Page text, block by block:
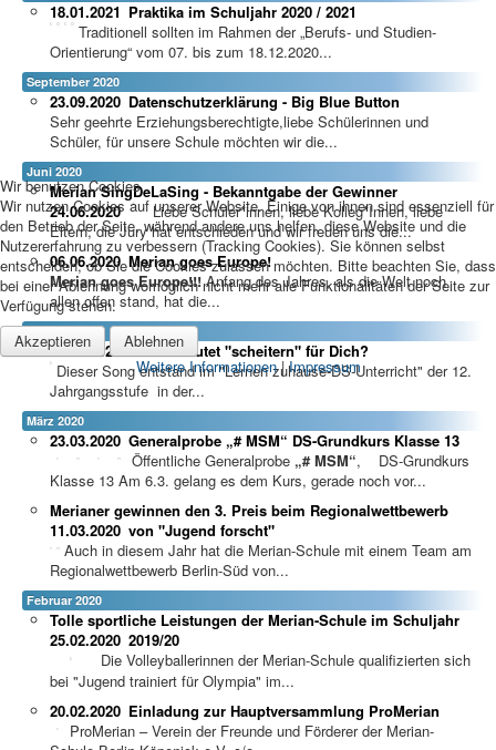
Praktika im Schuljahr 2020 / 2021
18.01.2021
Traditionell sollten im Rahmen der „Berufs- und Studien-
Orientierung“ vom 07. bis zum 18.12.2020...
September 2020
Datenschutzerklärung - Big Blue Button
23.09.2020
Sehr geehrte Erziehungsberechtigte,liebe Schülerinnen und
Schüler, für unsere Schule möchten wir die...
Juni 2020
Merian SingDeLaSing - Bekanntgabe der Gewinner
24.06.2020
Liebe Schüler*innen, liebe Kolleg*Innen, liebe
Eltern, die Jury hat entschieden und wir freuen uns die...
Merian goes Europe!
06.06.2020
Merian goes Europe!!!Anfang des Jahres, als die Welt noch
allen offen stand, hat die...
Mai 2020
Was bedeutet "scheitern" für Dich?
21.05.2020
Dieser Song entstand im "Lernen zuhause-DS-Unterricht" der 12.
Jahrgangsstufe in der...
März 2020
Generalprobe „# MSM“ DS-Grundkurs Klasse 13
23.03.2020
Öffentliche Generalprobe „# MSM“, DS-Grundkurs
Klasse 13 Am 6.3. gelang es dem Kurs, gerade noch vor...
Merianer gewinnen den 3. Preis beim Regionalwettbewerb
von "Jugend forscht"
11.03.2020
Auch in diesem Jahr hat die Merian-Schule mit einem Team am
Regionalwettbewerb Berlin-Süd von...
Februar 2020
Tolle sportliche Leistungen der Merian-Schule im Schuljahr
2019/20
25.02.2020
Die Volleyballerinnen der Merian-Schule qualifizierten sich
bei "Jugend trainiert für Olympia" im...
Einladung zur Hauptversammlung ProMerian
20.02.2020
ProMerian – Verein der Freunde und Förderer der Merian-
Wir benutzen Cookies
Wir nutzen Cookies auf unserer Website. Einige von ihnen sind essenziell für
den Betrieb der Seite, während andere uns helfen, diese Website und die
Nutzererfahrung zu verbessern (Tracking Cookies). Sie können selbst
entscheiden, ob Sie die Cookies zulassen möchten. Bitte beachten Sie, dass
bei einer Ablehnung womöglich nicht mehr alle Funktionalitäten der Seite zur
Verfügung stehen.
Akzeptieren
Ablehnen
Weitere Informationen|Impressum